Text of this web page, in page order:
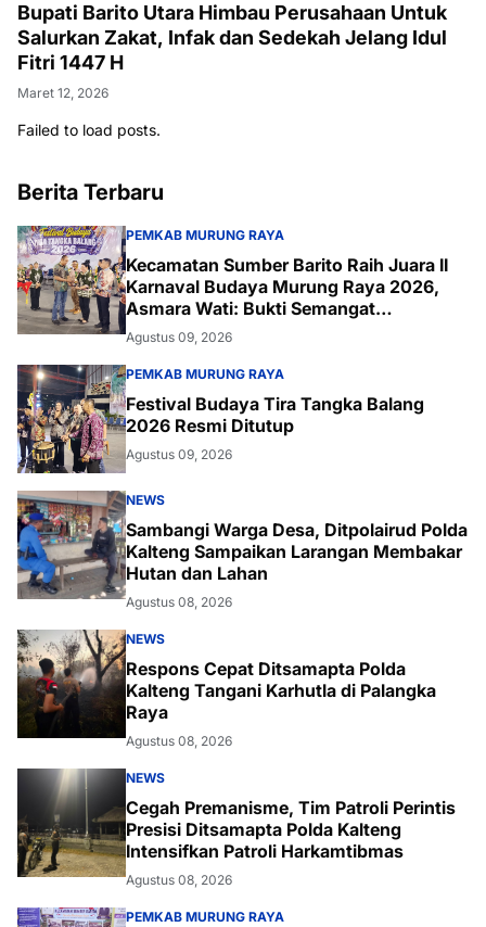
Bupati Barito Utara Himbau Perusahaan Untuk
Salurkan Zakat, Infak dan Sedekah Jelang Idul
Fitri 1447 H
Maret 12, 2026
Failed to load posts.
Berita Terbaru
PEMKAB MURUNG RAYA
Kecamatan Sumber Barito Raih Juara II
Karnaval Budaya Murung Raya 2026,
Asmara Wati: Bukti Semangat
Melestarikan Budaya
Agustus 09, 2026
PEMKAB MURUNG RAYA
Festival Budaya Tira Tangka Balang
2026 Resmi Ditutup
Agustus 09, 2026
NEWS
Sambangi Warga Desa, Ditpolairud Polda
Kalteng Sampaikan Larangan Membakar
Hutan dan Lahan
Agustus 08, 2026
NEWS
Respons Cepat Ditsamapta Polda
Kalteng Tangani Karhutla di Palangka
Raya
Agustus 08, 2026
NEWS
Cegah Premanisme, Tim Patroli Perintis
Presisi Ditsamapta Polda Kalteng
Intensifkan Patroli Harkamtibmas
Agustus 08, 2026
PEMKAB MURUNG RAYA